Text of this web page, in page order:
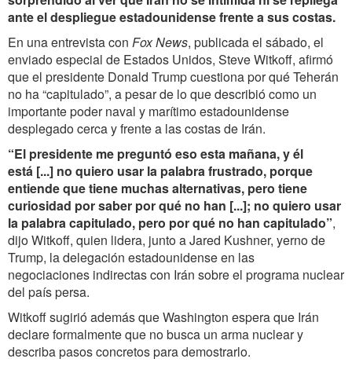
ante el despliegue estadounidense frente a sus costas.
En una entrevista con Fox News, publicada el sábado, el
enviado especial de Estados Unidos, Steve Witkoff, afirmó
que el presidente Donald Trump cuestiona por qué Teherán
no ha “capitulado”, a pesar de lo que describió como un
importante poder naval y marítimo estadounidense
desplegado cerca y frente a las costas de Irán.
“El presidente me preguntó eso esta mañana, y él
está [...] no quiero usar la palabra frustrado, porque
entiende que tiene muchas alternativas, pero tiene
curiosidad por saber por qué no han [...]; no quiero usar
la palabra capitulado, pero por qué no han capitulado”,
dijo Witkoff, quien lidera, junto a Jared Kushner, yerno de
Trump, la delegación estadounidense en las
negociaciones indirectas con Irán sobre el programa nuclear
del país persa.
Witkoff sugirió además que Washington espera que Irán
declare formalmente que no busca un arma nuclear y
describa pasos concretos para demostrarlo.